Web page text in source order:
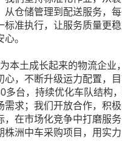
从仓储管理到配送服务，
标准执行，让服务质量更
。
土成长起来的物流企业
心，不断升级运力配置，
多台，持续优化车队结构
需求；我们开放合作，积
，在市场化竞争中打磨服
株洲中车采购项目，用实